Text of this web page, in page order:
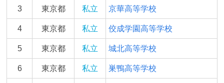
3 東京都 私立 京華高等学校
4 東京都 私立 佼成学園高等学校
5 東京都 私立 城北高等学校
6 東京都 私立 巣鴨高等学校